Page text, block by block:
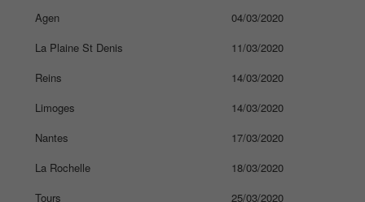
Agen
04/03/2020
La Plaine St Denis
11/03/2020
Reins
14/03/2020
Limoges
14/03/2020
Nantes
17/03/2020
La Rochelle
18/03/2020
Tours
25/03/2020